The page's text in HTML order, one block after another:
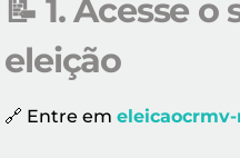
📝1. Acesse o
eleição
🔗 Entre em